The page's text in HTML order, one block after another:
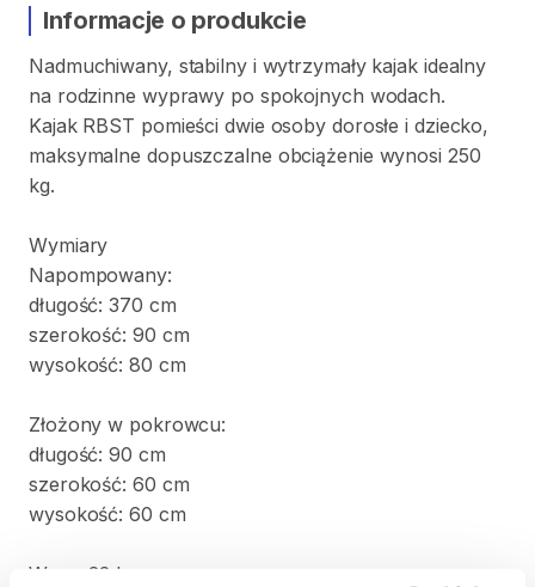
Informacje o produkcie
Nadmuchiwany​,​ stabilny i wytrzymały kajak idealny
na rodzinne wyprawy po spokojnych wodach.
Kajak RBST pomieści dwie osoby dorosłe i dziecko​,​
maksymalne dopuszczalne obciążenie wynosi 250
kg.
Wymiary
Napompowany:
długość: 370 cm
szerokość: 90 cm
wysokość: 80 cm
Złożony w pokrowcu:
długość: 90 cm
szerokość: 60 cm
wysokość: 60 cm
Waga: 22 kg